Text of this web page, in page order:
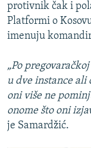
protivnik čak i
Platformi o
imenuju
„Po
u dve instance ali
oni više ne
onome što oni
je Samardžić.